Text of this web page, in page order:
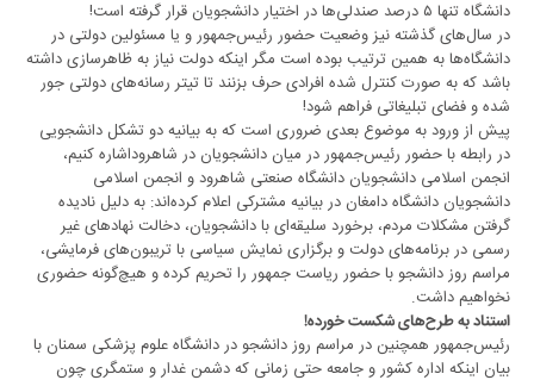
دانشگاه تنها ۵ درصد صندلی‌ها در اختیار دانشجویان قرار گرفته است!
در سال‌های گذشته نیز وضعیت حضور رئیس‌جمهور و یا مسئولین دولتی در
دانشگاه‌ها به همین ترتیب بوده است مگر اینکه دولت نیاز به ظاهرسازی داشته
باشد که به صورت کنترل شده افرادی حرف بزنند تا تیتر رسانه‌های دولتی جور
شده و فضای تبلیغاتی فراهم شود!
پیش از ورود به موضوع بعدی ضروری است که به بیانیه دو تشکل دانشجویی
در رابطه با حضور رئیس‌جمهور در میان دانشجویان در شاهرود‌اشاره کنیم،
انجمن اسلامی دانشجویان دانشگاه صنعتی شاهرود و انجمن اسلامی
دانشجویان دانشگاه دامغان در بیانیه مشترکی اعلام کرده‌اند: به دلیل نادیده
گرفتن مشکلات مردم، برخورد سلیقه‌ای با دانشجویان، دخالت نهادهای غیر
رسمی در برنامه‌های دولت و برگزاری نمایش سیاسی با تریبون‌های فرمایشی،
مراسم روز دانشجو با حضور ریاست جمهور را تحریم کرده و هیچ‌گونه حضوری
نخواهیم داشت.
استناد به طرح‌های شکست خورده!
رئیس‌جمهور همچنین در مراسم روز دانشجو در دانشگاه علوم پزشکی سمنان با
بیان اینکه اداره کشور و جامعه حتی زمانی که دشمن غدار و ستمگری چون